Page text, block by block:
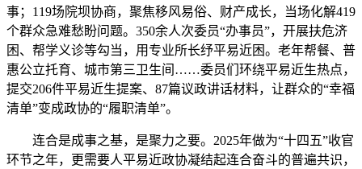
事；119场院坝协商，聚焦移风易俗、财产成长，当场化解419
个群众急难愁盼问题。350余人次委员“办事员”，开展扶危济
困、帮学义诊等勾当，用专业所长纾平易近困。老年帮餐、普
惠公立托育、城市第三卫生间……委员们环绕平易近生热点，
提交206件平易近生提案、87篇议政讲话材料，让群众的“幸福
清单”变成政协的“履职清单”。
连合是成事之基，是聚力之要。2025年做为“十四五”收官
环节之年，更需要人平易近政协凝结起连合奋斗的普遍共识，